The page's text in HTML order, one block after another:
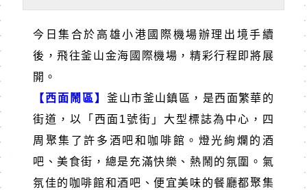
今日集合於高雄小港國際機場辦理出境手續
後，飛往釜山金海國際機場，精彩行程即將展
開。
【西面鬧區】釜山市釜山鎮區，是西面繁華的
街道，以「西面 1號街」大型標誌為中心，四
周聚集了許多酒吧和咖啡館。燈光絢爛的酒
吧、美食街，總是充滿快樂、熱鬧的氛圍。氣
氛佳的咖啡館和酒吧、便宜美味的餐廳都聚集